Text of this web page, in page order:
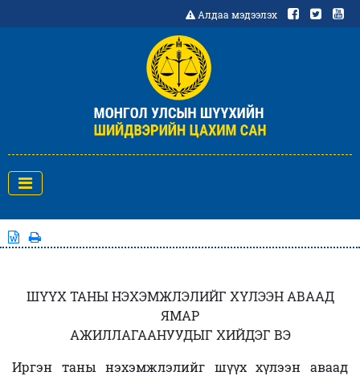
Алдаа мэдээлэх
ШҮҮХ ТАНЫ НЭХЭМЖЛЭЛИЙГ ХҮЛЭЭН АВААД
ЯМАР
АЖИЛЛАГААНУУДЫГ ХИЙДЭГ ВЭ
Иргэн таны нэхэмжлэлийг шүүх хүлээн аваад